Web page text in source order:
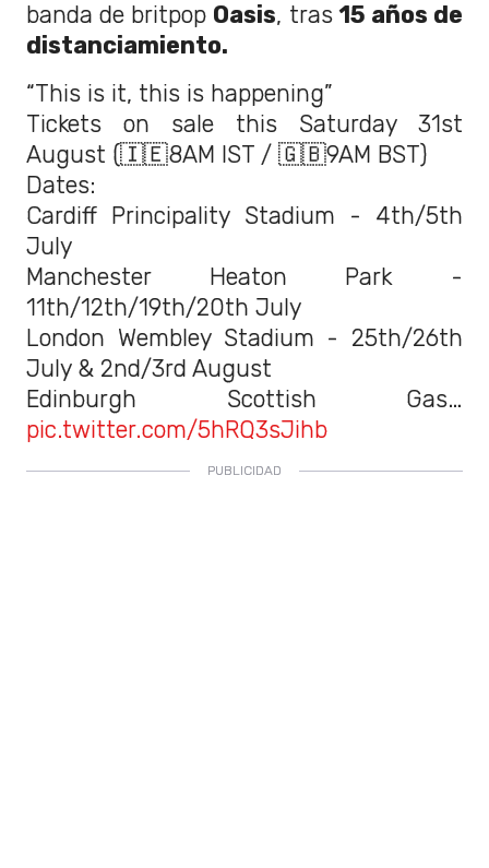
banda de britpop Oasis, tras15 años de
distanciamiento.
“This is it, this is happening”
Tickets on sale this Saturday 31st
August (🇮🇪8AM IST / 🇬🇧9AM BST)
Dates:
Cardiff Principality Stadium - 4th/5th
July
Manchester Heaton Park -
11th/12th/19th/20th July
London Wembley Stadium - 25th/26th
July & 2nd/3rd August
Edinburgh Scottish Gas…
pic.twitter.com/5hRQ3sJihb